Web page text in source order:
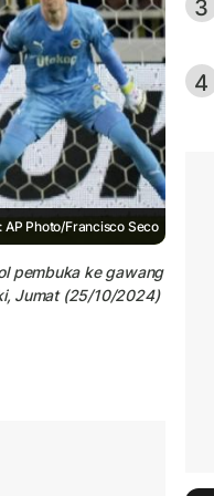
AP Photo/Francisco Seco
pembuka ke gawang
Jumat (25/10/2024)
3
4